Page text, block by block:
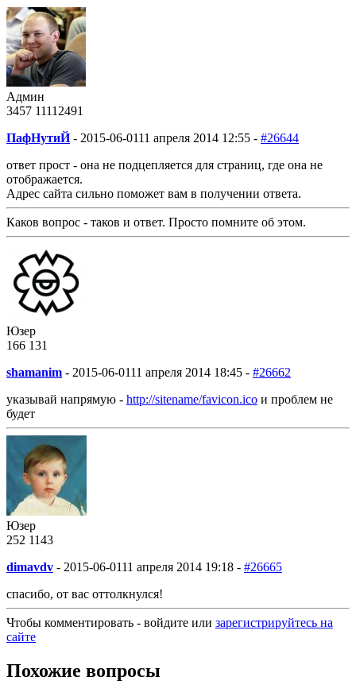
Админ
3457 1111 2491
ПафНутиЙ - 2015-06-0111 апреля 2014 12:55 - #26644
ответ прост - она не подцепляется для страниц, где она не
отображается.
Адрес сайта сильно поможет вам в получении ответа.
Каков вопрос - таков и ответ. Просто помните об этом.
Юзер
166 131
shamanim - 2015-06-0111 апреля 2014 18:45 - #26662
указывай напрямую - http://sitename/favicon.ico и проблем не
будет
Юзер
252 1143
dimavdv - 2015-06-0111 апреля 2014 19:18 - #26665
спасибо, от вас оттолкнулся!
Чтобы комментировать - войдите или зарегистрируйтесь на
сайте
Похожие вопросы